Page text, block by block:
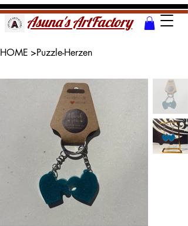
Asuna's ArtFactory
HOME >Puzzle-Herzen